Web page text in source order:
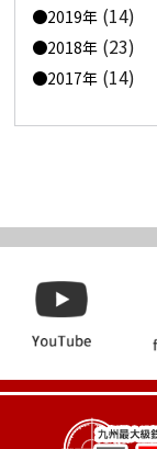
2019年 (14)
2018年 (23)
2017年 (14)